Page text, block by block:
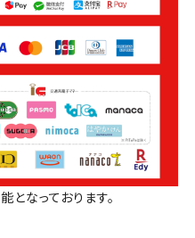
なっております。